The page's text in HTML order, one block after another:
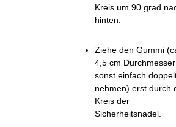
Kreis um 90 grad
hinten.
Ziehe den Gummi
4,5 cm Durchmesser
sonst einfach
nehmen) erst durch
Kreis der
Sicherheitsnadel.